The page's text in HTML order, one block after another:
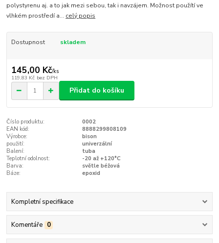
polystyrenu aj. a to jak mezi sebou, tak i navzájem. Možnost použítí ve
vlhkém prostředí a... celý popis
Dostupnost skladem
145,00 Kč/ks
119,83 Kč bez DPH
Přidat do košíku
Číslo produktu:
0002
EAN kód:
8888299808109
Výrobce:
bison
použití:
univerzální
Balení:
tuba
Teplotní odolnost:
-20 až +120°C
Barva:
světle béžová
Báze:
epoxid
Kompletní specifikace
Komentáře 0